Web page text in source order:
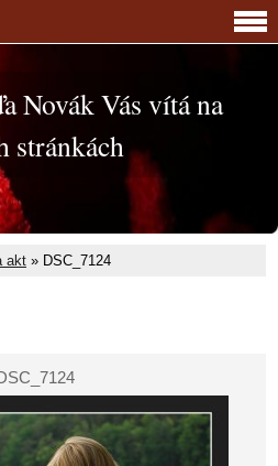
Novák Vás vítá na
stránkách
akt » DSC_7124